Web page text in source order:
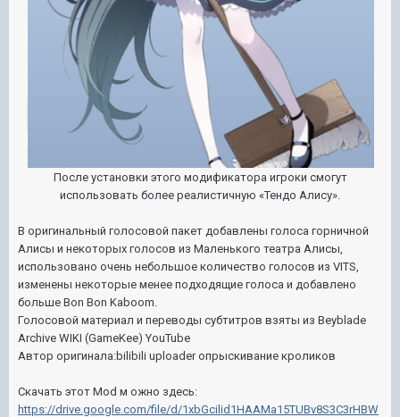
После установки этого модификатора игроки смогут
использовать более реалистичную «Тендо Алису».
В оригинальный голосовой пакет добавлены голоса горничной
Алисы и некоторых голосов из Маленького театра Алисы,
использовано очень небольшое количество голосов из VITS,
изменены некоторые менее подходящие голоса и добавлено
больше Bon Bon Kaboom.
Голосовой материал и переводы субтитров взяты из Beyblade
Archive WIKI (GameKee) YouTube
Автор оригинала:bilibili uploader опрыскивание кроликов
Скачать этот Mod м ожно здесь:
https://drive.google.com/file/d/1xbGcilid1HAAMa15TUBv8S3C3rHBW